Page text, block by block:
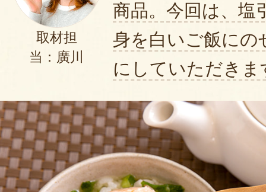
取材担
当：廣川
商品。今回は、塩
身を白いご飯にの
にしていただきま